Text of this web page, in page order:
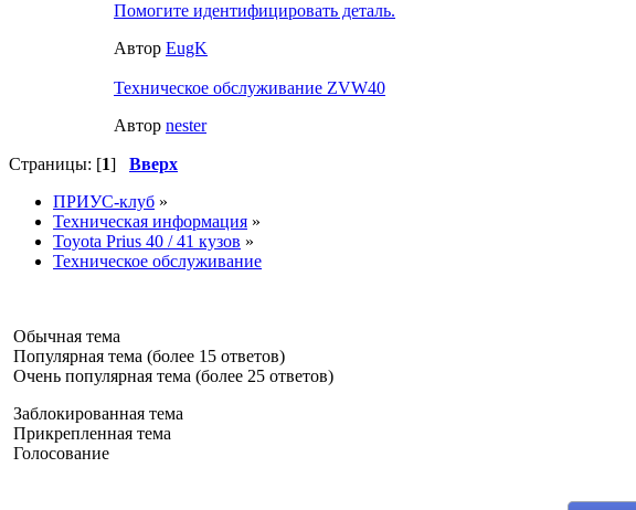
Помогите идентифицировать деталь.
Автор EugK
Техническое обслуживание ZVW40
Автор nester
Страницы: [1] Вверх
ПРИУС-клуб »
Техническая информация »
Toyota Prius 40 / 41 кузов »
Техническое обслуживание
Обычная тема
Популярная тема (более 15 ответов)
Очень популярная тема (более 25 ответов)
Заблокированная тема
Прикрепленная тема
Голосование